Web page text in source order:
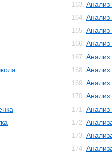
163. Анализ
164.
165. Анализ
166.
167. Анализ
168. Анализ
169.
170. Анализ
171. Анализ
172.
173.
174.